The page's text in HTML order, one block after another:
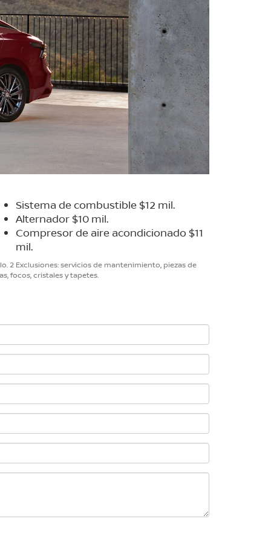
Sistema de combustible $12 mil.
Alternador $10 mil.
Compresor de aire acondicionado $11
mil.
2 Exclusiones: servicios de mantenimiento, piezas de
focos, cristales y tapetes.